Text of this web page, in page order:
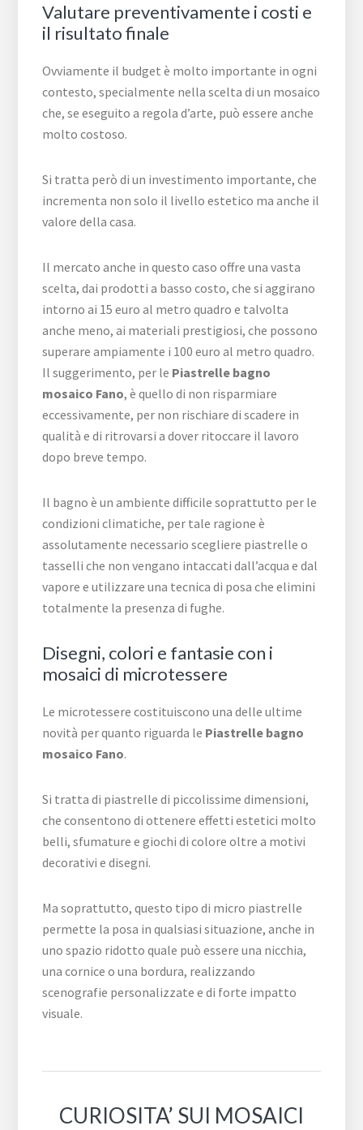
Valutare preventivamente i costi e
il risultato finale
Ovviamente il budget è molto importante in ogni
contesto, specialmente nella scelta di un mosaico
che, se eseguito a regola d’arte, può essere anche
molto costoso.
Si tratta però di un investimento importante, che
incrementa non solo il livello estetico ma anche il
valore della casa.
Il mercato anche in questo caso offre una vasta
scelta, dai prodotti a basso costo, che si aggirano
intorno ai 15 euro al metro quadro e talvolta
anche meno, ai materiali prestigiosi, che possono
superare ampiamente i 100 euro al metro quadro.
Il suggerimento, per le Piastrelle bagno
mosaico Fano, è quello di non risparmiare
eccessivamente, per non rischiare di scadere in
qualità e di ritrovarsi a dover ritoccare il lavoro
dopo breve tempo.
Il bagno è un ambiente difficile soprattutto per le
condizioni climatiche, per tale ragione è
assolutamente necessario scegliere piastrelle o
tasselli che non vengano intaccati dall’acqua e dal
vapore e utilizzare una tecnica di posa che elimini
totalmente la presenza di fughe.
Disegni, colori e fantasie con i
mosaici di microtessere
Le microtessere costituiscono una delle ultime
novità per quanto riguarda le Piastrelle bagno
mosaico Fano.
Si tratta di piastrelle di piccolissime dimensioni,
che consentono di ottenere effetti estetici molto
belli, sfumature e giochi di colore oltre a motivi
decorativi e disegni.
Ma soprattutto, questo tipo di micro piastrelle
permette la posa in qualsiasi situazione, anche in
uno spazio ridotto quale può essere una nicchia,
una cornice o una bordura, realizzando
scenografie personalizzate e di forte impatto
visuale.
CURIOSITA’ SUI MOSAICI